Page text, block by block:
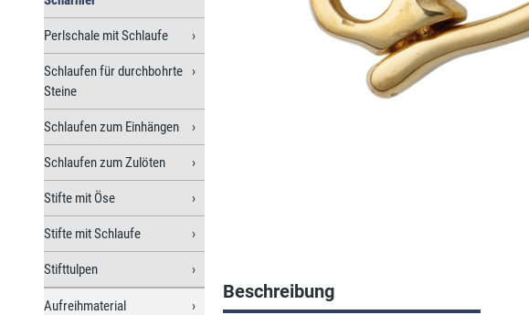
Perlschale mit Schlaufe
Schlaufen für durchbohrte
Steine
Schlaufen zum Einhängen
Schlaufen zum Zulöten
Stifte mit Öse
Stifte mit Schlaufe
Stifttulpen
Aufreihmaterial
Beschreibung